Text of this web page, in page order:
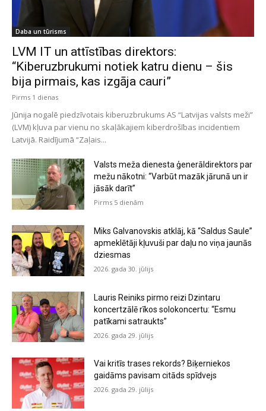
Daba un tūrisms
LVM IT un attīstības direktors:
“Kiberuzbrukumi notiek katru dienu – šis
bija pirmais, kas izgāja cauri”
Pirms 1 dienas
Jūnija nogalē piedzīvotais kiberuzbrukums AS “Latvijas valsts meži”
(LVM) kļuva par vienu no skaļākajiem kiberdrošības incidentiem
Latvijā. Raidījumā “Zaļais...
Valsts meža dienesta ģenerāldirektors par
mežu nākotni: “Varbūt mazāk jārunā un ir
jāsāk darīt”
Pirms 5 dienām
Miks Galvanovskis atklāj, kā “Saldus Saule”
apmeklētāji kļuvuši par daļu no viņa jaunās
dziesmas
2026. gada 30. jūlijs
Lauris Reiniks pirmo reizi Dzintaru
koncertzālē rīkos solokoncertu: “Esmu
patīkami satraukts”
2026. gada 29. jūlijs
Vai kritīs trases rekords? Biķerniekos
gaidāms pavisam citāds spīdvejs
2026. gada 29. jūlijs